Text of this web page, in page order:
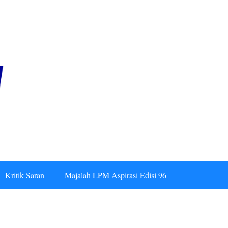
Kritik Saran Majalah LPM Aspirasi Edisi 96